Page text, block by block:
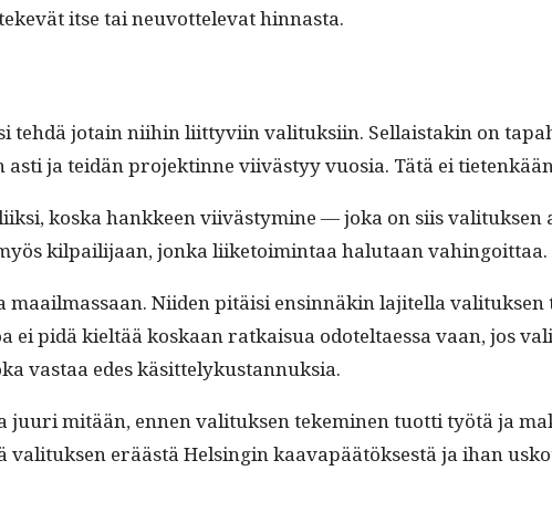
itse tai neu­vot­tel­e­vat hinnasta.
tehdä jotain niihin liit­tyvi­in val­i­tuk­si­in. Sel­l­ais­takin on
ja tei­dän pro­jek­tinne viivästyy vuosia. Tätä ei
kos­ka han­kkeen viivästymine — joka on siis
kil­pail­i­jaan, jon­ka liike­toim­intaa halu­taan vahingoittaa.
maail­mas­saan. Niiden pitäisi ensin­näkin lajitel­la
ei pidä kieltää koskaan ratkaisua odoteltaes­sa vaan, jos
vas­taa edes käsittelykustannuksia.
juuri mitään, ennen val­i­tuk­sen tekem­i­nen tuot­ti työtä ja
val­i­tuk­sen eräästä Helsin­gin kaavapäätök­ses­tä ja ihan